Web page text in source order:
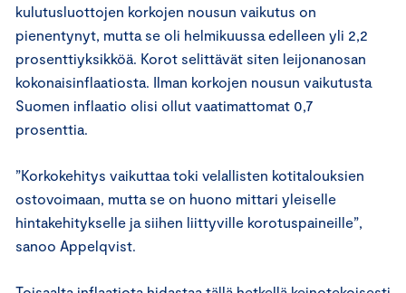
kulutusluottojen korkojen nousun vaikutus on
pienentynyt, mutta se oli helmikuussa edelleen yli 2,2
prosenttiyksikköä. Korot selittävät siten leijonanosan
kokonaisinflaatiosta. Ilman korkojen nousun vaikutusta
Suomen inflaatio olisi ollut vaatimattomat 0,7
prosenttia.
”Korkokehitys vaikuttaa toki velallisten kotitalouksien
ostovoimaan, mutta se on huono mittari yleiselle
hintakehitykselle ja siihen liittyville korotuspaineille”,
sanoo Appelqvist.